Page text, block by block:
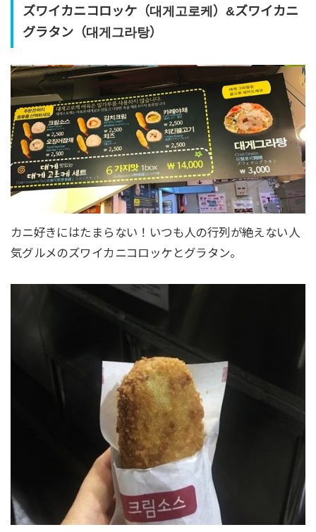
ズワイカニコロッケ（대게고로케）&ズワイカニ
グラタン（대게그라탕）
カニ好きにはたまらない！いつも人の行列が絶えない人
気グルメのズワイカニコロッケとグラタン。